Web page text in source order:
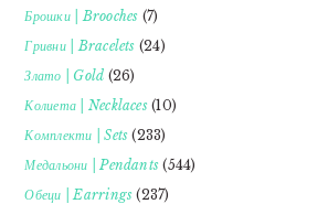
Брошки | Brooches (7)
Гривни | Bracelets (24)
Злато | Gold (26)
Колиета | Necklaces(10)
Комплекти | Sets (233)
Медальони | Pendants (544)
Обеци | Earrings (237)